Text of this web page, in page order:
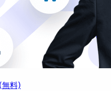
料)